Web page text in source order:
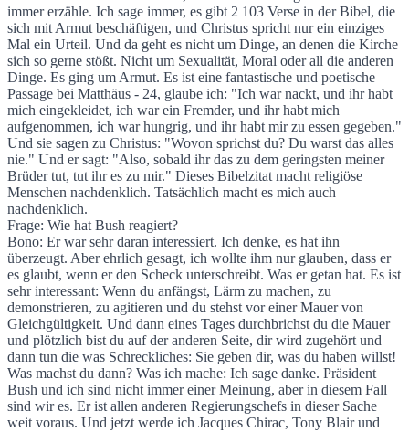
immer erzähle. Ich sage immer, es gibt 2 103 Verse in der Bibel, die
sich mit Armut beschäftigen, und Christus spricht nur ein einziges
Mal ein Urteil. Und da geht es nicht um Dinge, an denen die Kirche
sich so gerne stößt. Nicht um Sexualität, Moral oder all die anderen
Dinge. Es ging um Armut. Es ist eine fantastische und poetische
Passage bei Matthäus - 24, glaube ich: "Ich war nackt, und ihr habt
mich eingekleidet, ich war ein Fremder, und ihr habt mich
aufgenommen, ich war hungrig, und ihr habt mir zu essen gegeben."
Und sie sagen zu Christus: "Wovon sprichst du? Du warst das alles
nie." Und er sagt: "Also, sobald ihr das zu dem geringsten meiner
Brüder tut, tut ihr es zu mir." Dieses Bibelzitat macht religiöse
Menschen nachdenklich. Tatsächlich macht es mich auch
nachdenklich.
Frage: Wie hat Bush reagiert?
Bono: Er war sehr daran interessiert. Ich denke, es hat ihn
überzeugt. Aber ehrlich gesagt, ich wollte ihm nur glauben, dass er
es glaubt, wenn er den Scheck unterschreibt. Was er getan hat. Es ist
sehr interessant: Wenn du anfängst, Lärm zu machen, zu
demonstrieren, zu agitieren und du stehst vor einer Mauer von
Gleichgültigkeit. Und dann eines Tages durchbrichst du die Mauer
und plötzlich bist du auf der anderen Seite, dir wird zugehört und
dann tun die was Schreckliches: Sie geben dir, was du haben willst!
Was machst du dann? Was ich mache: Ich sage danke. Präsident
Bush und ich sind nicht immer einer Meinung, aber in diesem Fall
sind wir es. Er ist allen anderen Regierungschefs in dieser Sache
weit voraus. Und jetzt werde ich Jacques Chirac, Tony Blair und